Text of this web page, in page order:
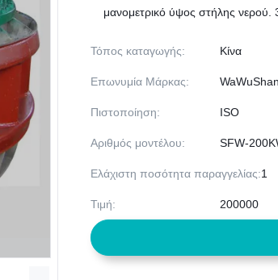
μανομετρικό ύψος στήλης νερού.
Τόπος καταγωγής: Κίνα
Επωνυμία Μάρκας: WaWuShan
Πιστοποίηση: ISO
Αριθμός μοντέλου: SFW-
Ελάχιστη ποσότητα παραγγελίας:1
Τιμή: 200000